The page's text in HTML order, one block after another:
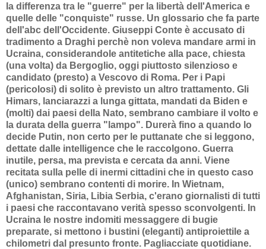
la differenza tra le "guerre" per la libertà dell'America e
quelle delle "conquiste" russe. Un glossario che fa parte
dell'abc dell'Occidente. Giuseppi Conte è accusato di
tradimento a Draghi perchè non voleva mandare armi in
Ucraina, considerandole antitetiche alla pace, chiesta
(una volta) da Bergoglio, oggi piuttosto silenzioso e
candidato (presto) a Vescovo di Roma. Per i Papi
(pericolosi) di solito è previsto un altro trattamento. Gli
Himars, lanciarazzi a lunga gittata, mandati da Biden e
(molti) dai paesi della Nato, sembrano cambiare il volto e
la durata della guerra "lampo". Durerà fino a quando lo
decide Putin, non certo per le puttanate che si leggono,
dettate dalle intelligence che le raccolgono. Guerra
inutile, persa, ma prevista e cercata da anni. Viene
recitata sulla pelle di inermi cittadini che in questo caso
(unico) sembrano contenti di morire. In Wietnam,
Afghanistan, Siria, Libia Serbia, c'erano giornalisti di tutti
i paesi che raccontavano verità spesso sconvolgenti. In
Ucraina le nostre indomiti messaggere di bugie
preparate, si mettono i bustini (eleganti) antiproiettile a
chilometri dal presunto fronte. Pagliacciate quotidiane.